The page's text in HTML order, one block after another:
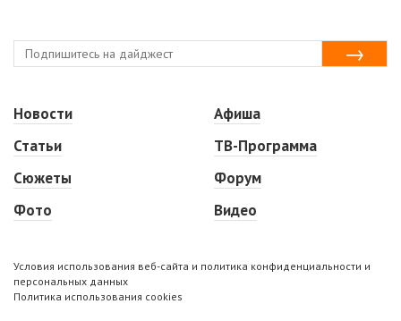
Новости
Статьи
Сюжеты
Фото
Афиша
ТВ-Программа
Форум
Видео
Условия использования веб-сайта и политика конфиденциальности и
персональных данных
Политика использования cookies